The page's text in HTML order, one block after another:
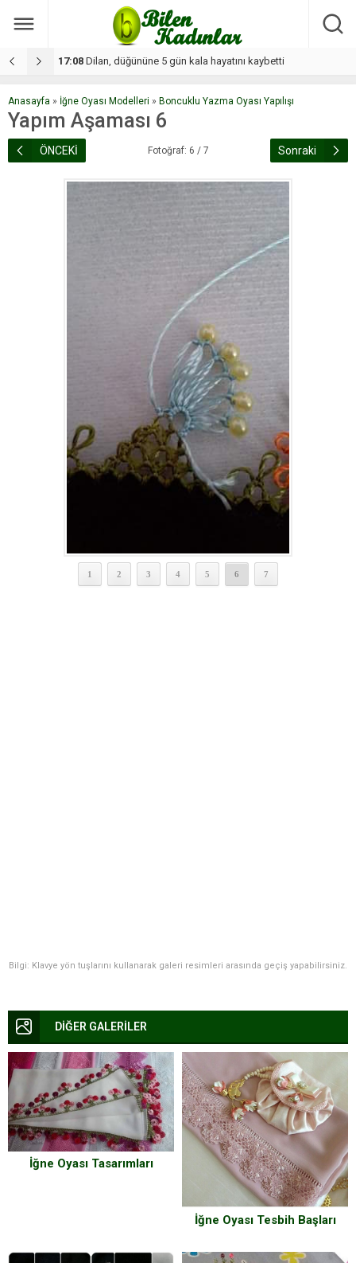
17:08 Dilan, düğününe 5 gün kala hayatını kaybetti
Anasayfa » İğne Oyası Modelleri » Boncuklu Yazma Oyası Yapılışı
Yapım Aşaması 6
ÖNCEKİ Fotoğraf: 6 / 7 Sonraki
1 2 3 4 5 6 7
Bilgi: Klavye yön tuşlarını kullanarak galeri resimleri arasında geçiş yapabilirsiniz.
DİĞER GALERİLER
İğne Oyası Tasarımları
İğne Oyası Tesbih Başları